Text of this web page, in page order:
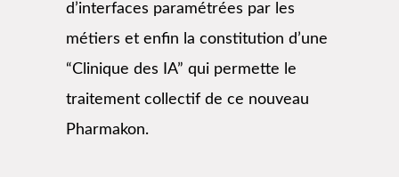
d’interfaces paramétrées par les
métiers et enfin la constitution d’une
“Clinique des IA” qui permette le
traitement collectif de ce nouveau
Pharmakon.